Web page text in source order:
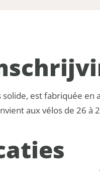
est fabriquée
aux vélos de 26 à